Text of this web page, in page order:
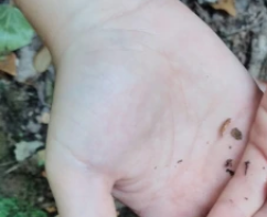
Panneau de gestion des cookies